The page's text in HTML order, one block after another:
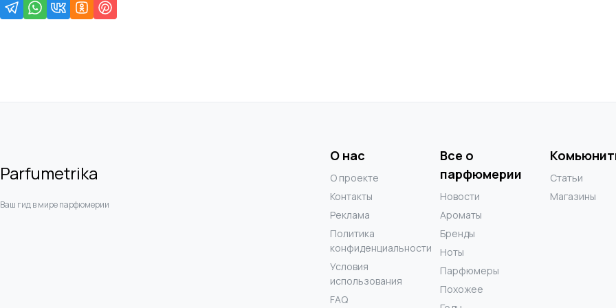
Parfumetrika
Ваш гид в мире парфюмерии
О нас
О проекте
Контакты
Реклама
Политика
конфиденциальности
Условия
использования
FAQ
Все о
парфюмерии
Новости
Ароматы
Бренды
Ноты
Парфюмеры
Похожее
Статьи
Магазины